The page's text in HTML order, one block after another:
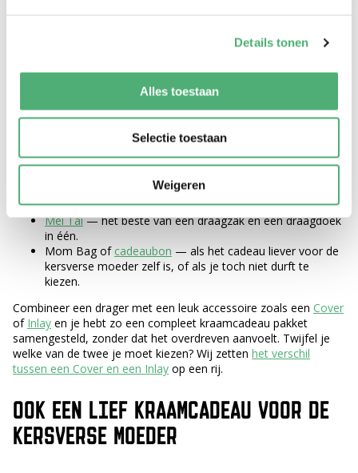
Details tonen
Alles toestaan
Selectie toestaan
Weigeren
Geen idee waar te beginnen? Logisch, er is genoeg keuze. Een
— snel om en klaar, ideaal voor dagelijks
gebruik vanaf dag één.
Draagdoek— knus en zacht, perfect voor de eerste
Heupdrager (Hipsling)— klein cadeau, groot gemak, voor
de korte draagmomenten tussendoor.
Mei Tai— het beste van een draagzak en een draagdoek
in één.
Mom Bag ofcadeaubon — als het cadeau liever voor de
kersverse moeder zelf is, of als je toch niet durft te
kiezen.
Combineer een drager met een leuk accessoire zoals een Cover
of Inlay en je hebt zo een compleet kraamcadeau pakket
samengesteld, zonder dat het overdreven aanvoelt. Twijfel je
welke van de twee je moet kiezen? Wij zetten het verschil
tussen een Cover en een Inlay op een rij.
OOK EEN LIEF KRAAMCADEAU VOOR DE
KERSVERSE MOEDER